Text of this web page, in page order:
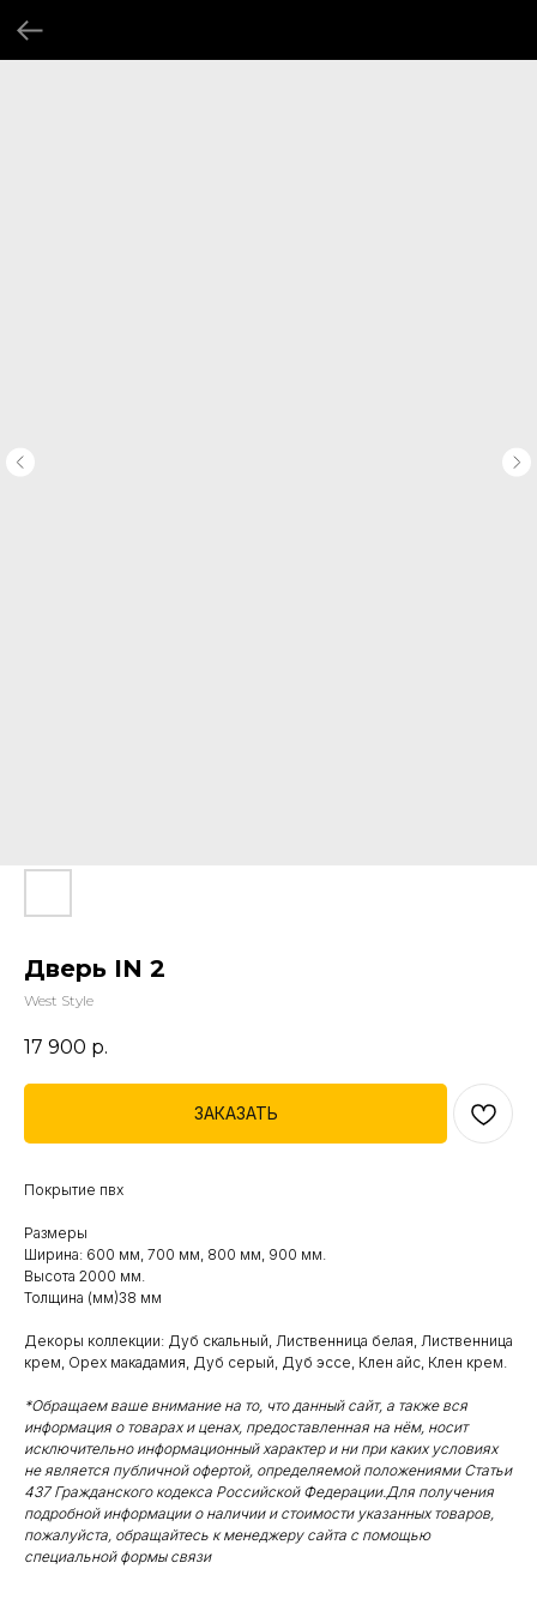
Дверь IN 2
West Style
17 900 р.
ЗАКАЗАТЬ
Покрытие пвх
Размеры
Ширина: 600 мм, 700 мм, 800 мм, 900 мм.
Высота 2000 мм.
Толщина (мм)38 мм
Декоры коллекции: Дуб скальный, Лиственница белая, Лиственница
крем, Орех макадамия, Дуб cерый, Дуб эссе, Клен айс, Клен крем.
*Обращаем ваше внимание на то, что данный сайт, а также вся
информация о товарах и ценах, предоставленная на нём, носит
исключительно информационный характер и ни при каких условиях
не является публичной офертой, определяемой положениями Статьи
437 Гражданского кодекса Российской Федерации.Для получения
подробной информации о наличии и стоимости указанных товаров,
пожалуйста, обращайтесь к менеджеру сайта с помощью
специальной формы связи